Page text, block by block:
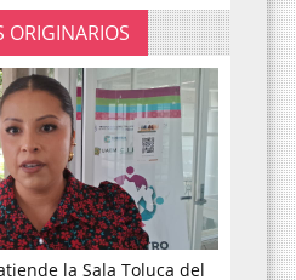
ORIGINARIOS
la Sala Toluca del